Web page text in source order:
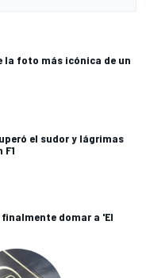
la foto más icónica de un
el sudor y lágrimas
domar a 'El